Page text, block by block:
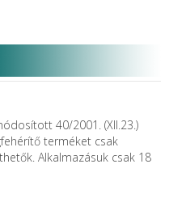
40/2001. (XII.23.)
terméket csak
Alkalmazásuk csak 18